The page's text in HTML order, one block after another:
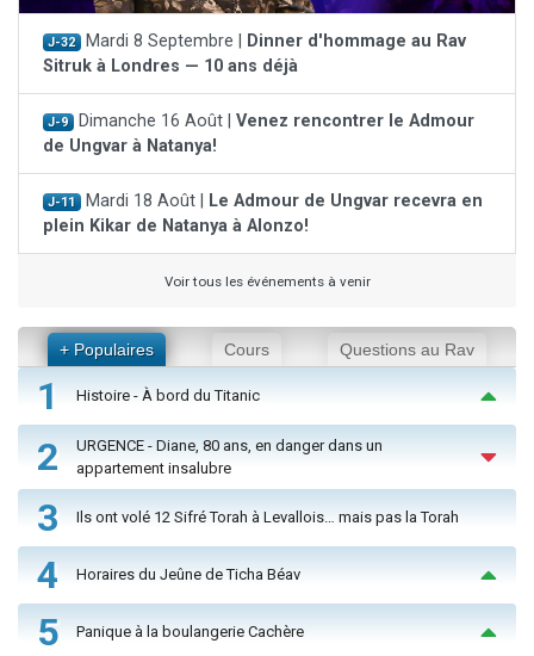
J-32 Mardi 8 Septembre |
Dinner d'hommage au Rav
Sitruk à Londres — 10 ans déjà
J-9 Dimanche 16 Août | Venez rencontrer le Admour
de Ungvar à Natanya!
J-11 Mardi 18 Août |
Le Admour de Ungvar recevra en
plein Kikar de Natanya à Alonzo!
Voir tous les événements à venir
+ Populaires Cours Questions au Rav
1 Histoire - À bord du Titanic
2
URGENCE - Diane, 80 ans, en danger dans un
appartement insalubre
3 Ils ont volé 12 Sifré Torah à Levallois… mais pas la Torah
4 Horaires du Jeûne de Ticha Béav
5 Panique à la boulangerie Cachère